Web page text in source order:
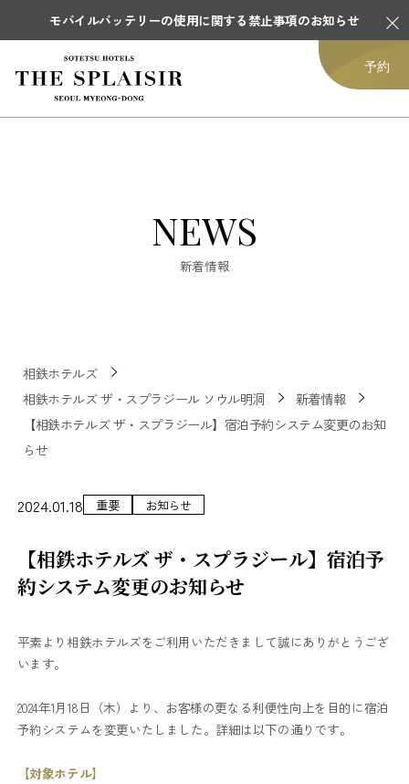
モバイルバッテリーの使用に関する禁止事項のお知らせ
予約
NEWS
新着情報
相鉄ホテルズ
相鉄ホテルズ ザ・スプラジール ソウル明洞
新着情報
【相鉄ホテルズ ザ・スプラジール】宿泊予約システム変更のお知
らせ
2024.01.18 重要 お知らせ
【相鉄ホテルズ ザ・スプラジール】宿泊予
約システム変更のお知らせ
平素より相鉄ホテルズをご利用いただきまして誠にありがとうござ
います。
2024年1月18日（木）より、お客様の更なる利便性向上を目的に宿泊
予約システムを変更いたしました。詳細は以下の通りです。
【対象ホテル】